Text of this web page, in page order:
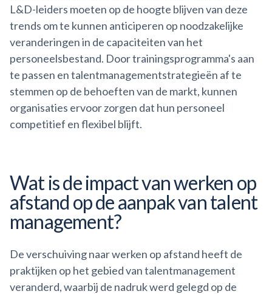
L&D-leiders moeten op de hoogte blijven van deze
trends om te kunnen anticiperen op noodzakelijke
veranderingen in de capaciteiten van het
personeelsbestand. Door trainingsprogramma's aan
te passen en talentmanagementstrategieën af te
stemmen op de behoeften van de markt, kunnen
organisaties ervoor zorgen dat hun personeel
competitief en flexibel blijft.
Wat is de impact van werken op
afstand op de aanpak vantalent
management?
De verschuiving naar werken op afstand heeft de
praktijken op het gebied van talentmanagement
veranderd, waarbij de nadruk werd gelegd op de